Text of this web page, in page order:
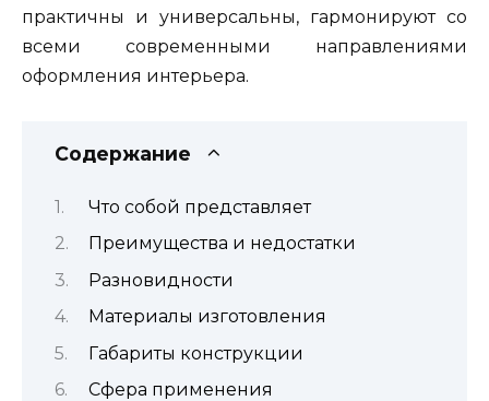
практичны и универсальны, гармонируют со
всеми современными направлениями
оформления интерьера.
Содержание
Что собой представляет
Преимущества и недостатки
Разновидности
Материалы изготовления
Габариты конструкции
Сфера применения